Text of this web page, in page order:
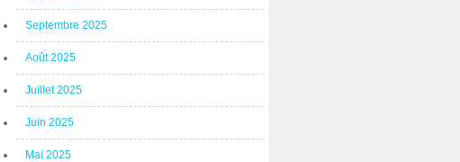
Septembre 2025
Août 2025
Juillet 2025
Juin 2025
Mai 2025